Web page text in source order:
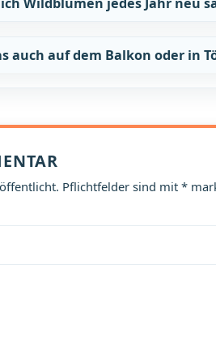
auch auf dem Balkon oder in
Pflichtfelder sind mit *